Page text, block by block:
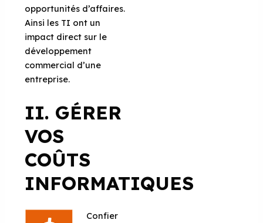
opportunités d’affaires.
Ainsi les TI ont un
impact direct sur le
développement
commercial d’une
entreprise.
II. GÉRER
VOS
COÛTS
INFORMATIQUES
Confier